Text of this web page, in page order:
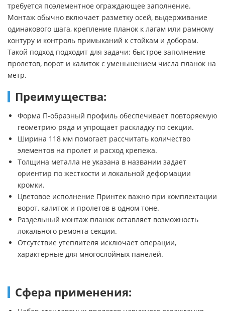
требуется поэлементное ограждающее заполнение.
Монтаж обычно включает разметку осей, выдерживание
одинакового шага, крепление планок к лагам или рамному
контуру и контроль примыканий к стойкам и доборам.
Такой подход подходит для задачи: быстрое заполнение
пролетов, ворот и калиток с уменьшением числа планок на
метр.
Преимущества:
Форма П-образный профиль обеспечивает повторяемую
геометрию ряда и упрощает раскладку по секции.
Ширина 118 мм помогает рассчитать количество
элементов на пролет и расход крепежа.
Толщина металла не указана в названии задает
ориентир по жесткости и локальной деформации
кромки.
Цветовое исполнение Принтек важно при комплектации
ворот, калиток и пролетов в одном тоне.
Раздельный монтаж планок оставляет возможность
локального ремонта секции.
Отсутствие утеплителя исключает операции,
характерные для многослойных панелей.
Сфера применения: